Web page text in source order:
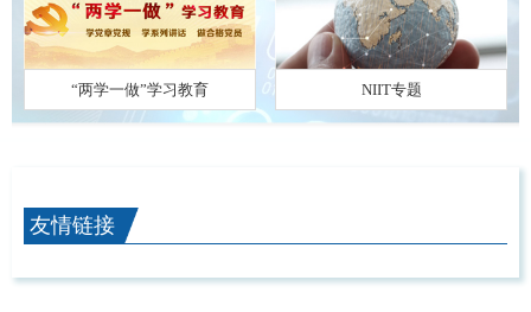
“两学一做”学习教育 NIIT专题
友情链接